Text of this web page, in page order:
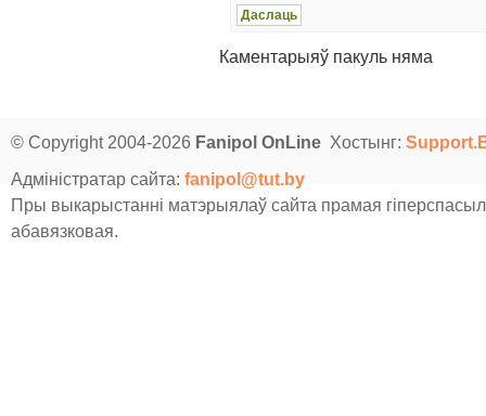
Каментарыяў пакуль няма
© Copyright 2004-2026 Fanipol OnLine Хостынг:
Адміністратар сайта: fanipol@tut.by
Пры выкарыстанні матэрыялаў сайта прамая
абавязковая.